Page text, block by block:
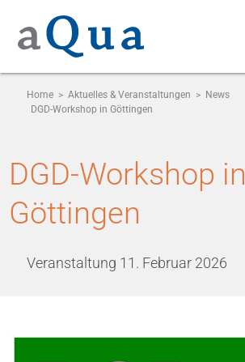
Home > Aktuelles & Veranstaltungen > News
DGD-Workshop in Göttingen
DGD-Workshop in
Göttingen
Veranstaltung 11. Februar 2026